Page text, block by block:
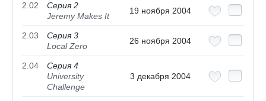
2.02
Серия 2
Jeremy Makes It
19 ноября 2004
2.03
Серия 3
Local Zero
26 ноября 2004
2.04
Серия 4
University
Challenge
3 декабря 2004